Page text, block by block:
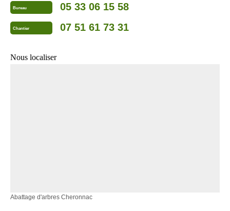
Bureau 05 33 06 15 58
Chantier 07 51 61 73 31
Nous localiser
Abattage d'arbres Cheronnac